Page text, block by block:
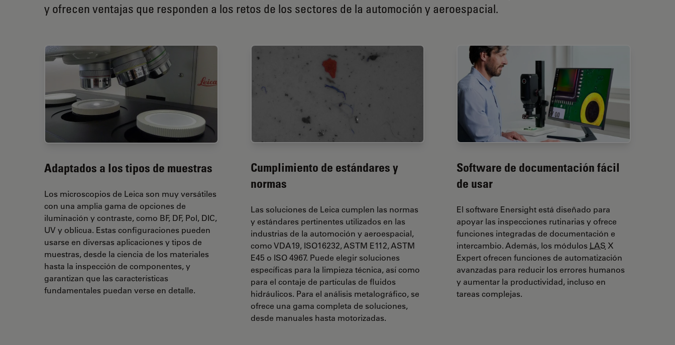
y ofrecen ventajas que responden a los retos de los sectores de la automoción y aeroespacial.
Adaptados a los tipos de muestras
Los microscopios de Leica son muy versátiles
con una amplia gama de opciones de
iluminación y contraste, como BF, DF, Pol, DIC,
UV y oblicua. Estas configuraciones pueden
usarse en diversas aplicaciones y tipos de
muestras, desde la ciencia de los materiales
hasta la inspección de componentes, y
garantizan que las características
fundamentales puedan verse en detalle.
Cumplimiento de estándares y
normas
Las soluciones de Leica cumplen las normas
y estándares pertinentes utilizados en las
industrias de la automoción y aeroespacial,
como VDA19, ISO16232, ASTM E112, ASTM
E45 o ISO 4967. Puede elegir soluciones
específicas para la limpieza técnica, así como
para el contaje de partículas de fluidos
hidráulicos. Para el análisis metalográfico, se
ofrece una gama completa de soluciones,
desde manuales hasta motorizadas.
Software de documentación fácil
de usar
El software Enersight está diseñado para
apoyar las inspecciones rutinarias y ofrece
funciones integradas de documentación e
intercambio. Además, los módulos LAS X
Expert ofrecen funciones de automatización
avanzadas para reducir los errores humanos
y aumentar la productividad, incluso en
tareas complejas.